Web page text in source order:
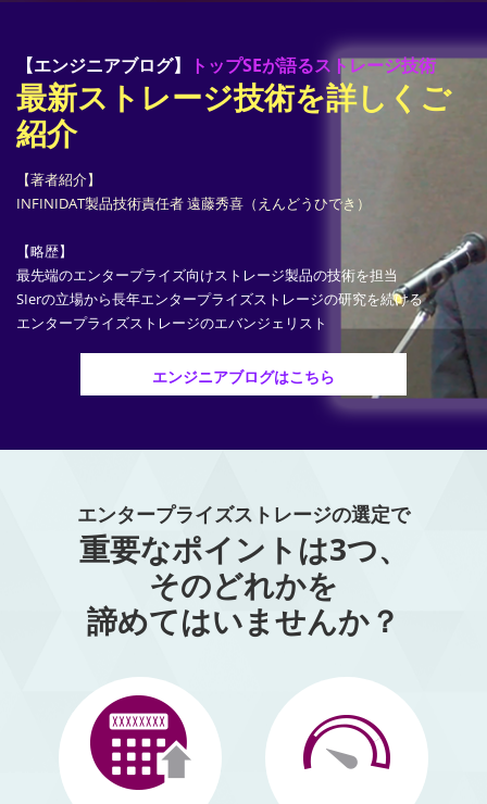
【エンジニアブログ】 トップSEが語るストレージ技術
最新ストレージ技術を詳しくご
紹介
【著者紹介】
INFINIDAT製品技術責任者 遠藤秀喜（えんどうひでき）
【略歴】
最先端のエンタープライズ向けストレージ製品の技術を担当
SIerの立場から長年エンタープライズストレージの研究を続ける
エンタープライズストレージのエバンジェリスト
エンジニアブログはこちら
エンタープライズストレージの選定で
重要なポイントは3つ、
そのどれかを
諦めてはいませんか？